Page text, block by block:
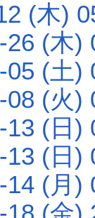
(木)
26 (木)
05 (土)
08 (火)
13 (日)
13 (日)
14 (月)
18 (金)